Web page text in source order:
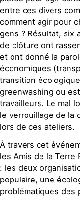
entre ces divers
comment agir pour
gens ? Résultat, six
de clôture ont
et ont donné la
économiques
transition
greenwashing ou
travailleurs. Le mal
le verrouillage de la
lors de ces ateliers.
À travers cet
les Amis de la Terre
: les deux
populaire, une
problématiques des